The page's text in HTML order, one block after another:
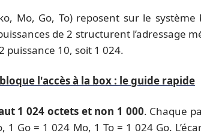
Mo, Go, To) reposent sur le système
de 2 structurent l’adressage
puissance 10, soit 1 024.
l'accès à la box : le guide rapide
1 024 octets et non 1 000. Chaque
Go = 1 024 Mo, 1 To = 1 024 Go.